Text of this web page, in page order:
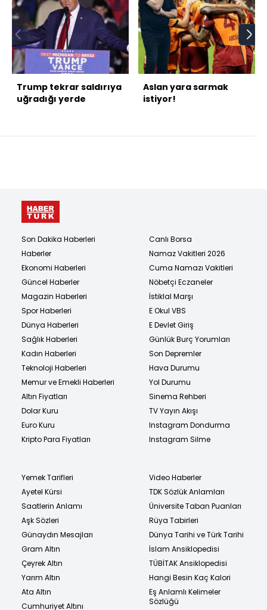
Trump tekrar saldırıya
uğradığı yerde
Aslan yara sarmak
istiyor!
Son Dakika Haberleri
Haberler
Ekonomi Haberleri
Güncel Haberler
Magazin Haberleri
Spor Haberleri
Dünya Haberleri
Sağlık Haberleri
Kadın Haberleri
Teknoloji Haberleri
Memur ve Emekli Haberleri
Altın Fiyatları
Dolar Kuru
Euro Kuru
Kripto Para Fiyatları
Canlı Borsa
Namaz Vakitleri 2026
Cuma Namazı Vakitleri
Nöbetçi Eczaneler
İstiklal Marşı
E Okul VBS
E Devlet Giriş
Günlük Burç Yorumları
Son Depremler
Hava Durumu
Yol Durumu
Sinema Rehberi
TV Yayın Akışı
Instagram Dondurma
Instagram Silme
Yemek Tarifleri
Ayetel Kürsi
Saatlerin Anlamı
Aşk Sözleri
Günaydın Mesajları
Gram Altın
Çeyrek Altın
Yarım Altın
Ata Altın
Cumhuriyet Altını
Video Haberler
TDK Sözlük Anlamları
Üniversite Taban Puanları
Rüya Tabirleri
Dünya Tarihi ve Türk Tarihi
İslam Ansiklopedisi
TÜBİTAK Ansiklopedisi
Hangi Besin Kaç Kalori
Eş Anlamlı Kelimeler
Sözlüğü